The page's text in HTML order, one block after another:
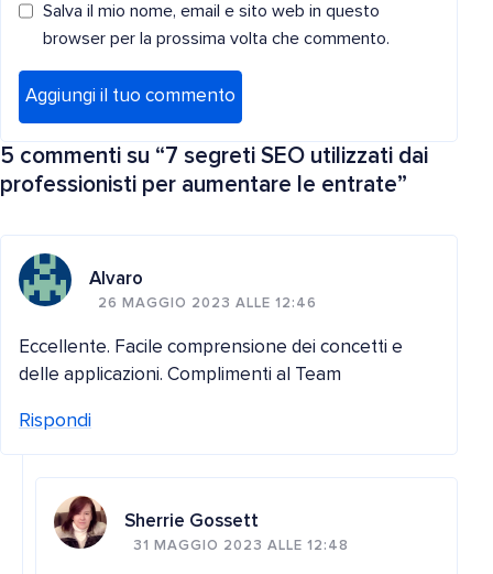
Salva il mio nome, email e sito web in questo
browser per la prossima volta che commento.
5 commenti su “7 segreti SEO utilizzati dai
professionisti per aumentare le entrate”
Alvaro
26 MAGGIO 2023 ALLE 12:46
Eccellente. Facile comprensione dei concetti e
delle applicazioni. Complimenti al Team
Rispondi
Sherrie Gossett
31 MAGGIO 2023 ALLE 12:48